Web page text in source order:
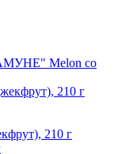
Melon со
210 г